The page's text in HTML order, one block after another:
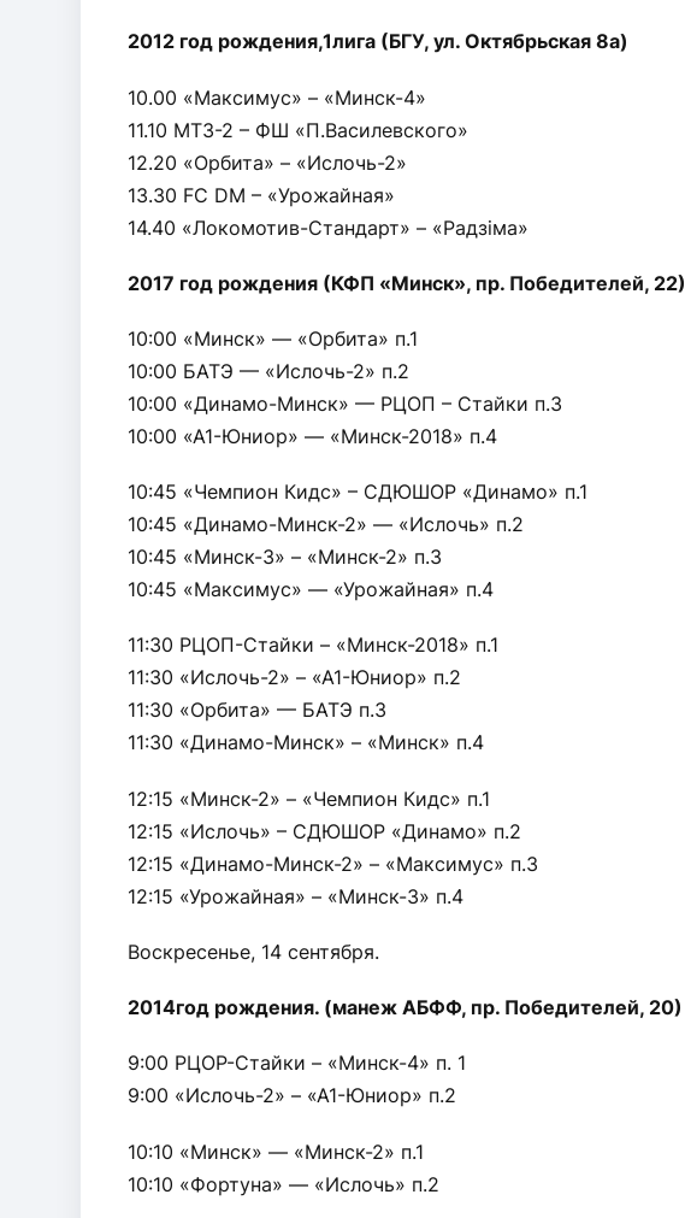
2012 год рождения,1лига (БГУ, ул. Октябрьская 8а)
10.00 «Максимус» – «Минск-4»
11.10 МТЗ-2 – ФШ «П.Василевского»
12.20 «Орбита» – «Ислочь-2»
13.30 FC DM – «Урожайная»
14.40 «Локомотив-Стандарт» – «Радзiма»
2017 год рождения (КФП «Минск», пр. Победителей, 22)
10:00 «Минск» — «Орбита» п.1
10:00 БАТЭ — «Ислочь-2» п.2
10:00 «Динамо-Минск» — РЦОП – Стайки п.3
10:00 «А1-Юниор» — «Минск-2018» п.4
10:45 «Чемпион Кидс» – СДЮШОР «Динамо» п.1
10:45 «Динамо-Минск-2» — «Ислочь» п.2
10:45 «Минск-3» – «Минск-2» п.3
10:45 «Максимус» — «Урожайная» п.4
11:30 РЦОП-Стайки – «Минск-2018» п.1
11:30 «Ислочь-2» – «А1-Юниор» п.2
11:30 «Орбита» — БАТЭ п.3
11:30 «Динамо-Минск» – «Минск» п.4
12:15 «Минск-2» – «Чемпион Кидс» п.1
12:15 «Ислочь» – СДЮШОР «Динамо» п.2
12:15 «Динамо-Минск-2» – «Максимус» п.3
12:15 «Урожайная» – «Минск-3» п.4
Воскресенье, 14 сентября.
2014год рождения. (манеж АБФФ, пр. Победителей, 20)
9:00 РЦОР-Стайки – «Минск-4» п. 1
9:00 «Ислочь-2» – «А1-Юниор» п.2
10:10 «Минск» — «Минск-2» п.1
10:10 «Фортуна» — «Ислочь» п.2